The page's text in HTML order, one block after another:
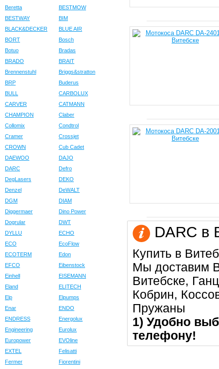
Beretta
BESTMOW
BESTWAY
BIM
BLACK&DECKER
BLUE AIR
BORT
Bosch
Botuo
Bradas
BRADO
BRAIT
Brennenstuhl
Briggs&stratton
BRP
Buderus
BULL
CARBOLUX
CARVER
CATMANN
CHAMPION
Claber
Collomix
Condtrol
Cramer
Crossjet
CROWN
Cub Cadet
DAEWOO
DAJO
DARC
Defro
DegLasers
DEKO
Denzel
DeWALT
DGM
DIAM
Diggermaer
Dino Power
Dogrular
DWT
DYLLU
ECHO
ECO
EcoFlow
ECOTERM
Edon
EFCO
Eibenstock
Einhell
EISEMANN
Eland
ELITECH
Elp
Elpumps
Enar
ENDO
ENDRESS
Energolux
Engineering
Eurolux
Europower
EVOline
EXTEL
Felisatti
Fermer
Fiorentini
DARC в
Купить в
Мы доставим
Витебске,
Кобрин,
Пружаны
1) Удобно
телефону!